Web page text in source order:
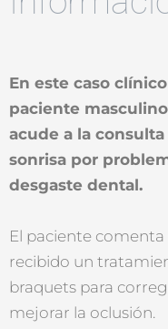
En este caso
paciente
acude a la
sonrisa por
desgaste dental.
El paciente
recibido un
braquets para
mejorar la oclusión.